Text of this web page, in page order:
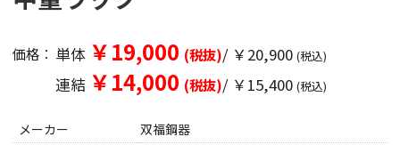
価格： 単体 ￥19,000 (税抜)/ ￥20,900 (税込)
連結 ￥14,000 (税抜)/ ￥15,400 (税込)
メーカー
双福鋼器